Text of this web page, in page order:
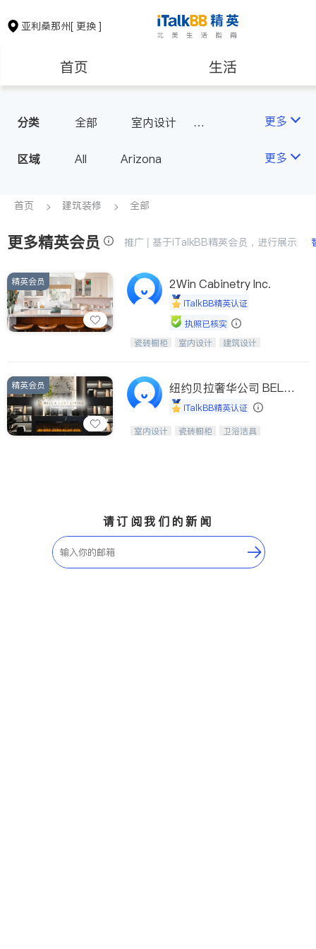
亚利桑那州[ 更换 ]
首页 生活
房地产租售
教育
非盈利组织
分类 全部
室内设计
更多
区域 All Arizona 更多
首页 建筑装修 全部
更多精英会员 推广 | 基于iTalkBB精英会员，进行展示
精英会员 2Win Cabinetry Inc.
iTalkBB精英认证
执照已核实
中华橱柜石材公司以实惠的价格提供实
水槽、水龙头与抽油烟机。品质厨房，
家的选择。
瓷砖橱柜 室内设计
建筑设计
精英会员
纽约贝拉奢华公司 BELL
A LUXE
iTalkBB精英认证
设计、制造、安装一体化，打造高端定
室内设计 瓷砖橱柜
卫浴洁具
请订阅我们的新闻